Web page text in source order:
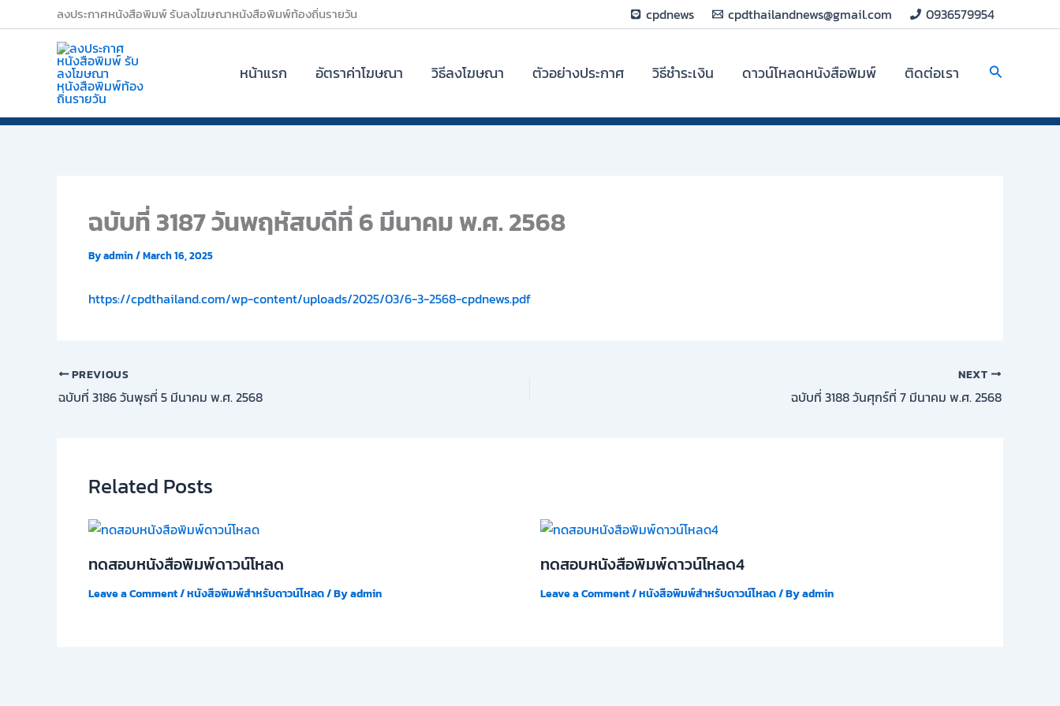
to
ลงประกาศหนังสือพิมพ์ รับลงโฆษณาหนังสือพิมพ์ท้องถิ่นรายวัน cpdnews cpdthailandnews@gmail.com 0936579954
หน้าแรก อัตราค่าโฆษณา วิธีลงโฆษณา ตัวอย่างประกาศ วิธีชำระเงิน ดาวน์โหลดหนังสือพิมพ์ ติดต่อเรา Search
ฉบับที่ 3187 วันพฤหัสบดีที่ 6 มีนาคม พ.ศ. 2568
Byadmin/March 16, 2025
https://cpdthailand.com/wp-content/uploads/2025/03/6-3-2568-cpdnews.pdf
PREVIOUS
ฉบับที่ 3186 วันพุธที่ 5 มีนาคม พ.ศ. 2568
NEXT
ฉบับที่ 3188 วันศุกร์ที่ 7 มีนาคม พ.ศ. 2568
Related Posts
ทดสอบหนังสือพิมพ์ดาวน์โหลด
Leave a Comment/หนังสือพิมพ์สำหรับดาวน์โหลด/ Byadmin
ทดสอบหนังสือพิมพ์ดาวน์โหลด4
Leave a Comment/หนังสือพิมพ์สำหรับดาวน์โหลด/ Byadmin